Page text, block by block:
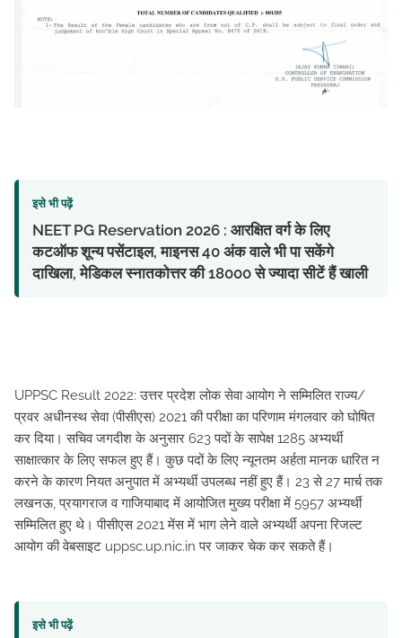
इसे भी पढ़ें
NEET PG Reservation 2026 : आरक्षित वर्ग के लिए
कटऑफ शून्य पसेंटाइल, माइनस 40 अंक वाले भी पा सकेंगे
दाखिला, मेडिकल स्नातकोत्तर की 18000 से ज्यादा सीटें हैं खाली
UPPSC Result 2022: उत्तर प्रदेश लोक सेवा आयोग ने सम्मिलित राज्य/
प्रवर अधीनस्थ सेवा (पीसीएस) 2021 की परीक्षा का परिणाम मंगलवार को घोषित
कर दिया। सचिव जगदीश के अनुसार 623 पदों के सापेक्ष 1285 अभ्यर्थी
साक्षात्कार के लिए सफल हुए हैं। कुछ पदों के लिए न्यूनतम अर्हता मानक धारित न
करने के कारण नियत अनुपात में अभ्यर्थी उपलब्ध नहीं हुए हैं। 23 से 27 मार्च तक
लखनऊ, प्रयागराज व गाजियाबाद में आयोजित मुख्य परीक्षा में 5957 अभ्यर्थी
सम्मिलित हुए थे। पीसीएस 2021 मेंस में भाग लेने वाले अभ्यर्थी अपना रिजल्ट
आयोग की वेबसाइट uppsc.up.nic.in पर जाकर चेक कर सकते हैं।
इसे भी पढ़ें